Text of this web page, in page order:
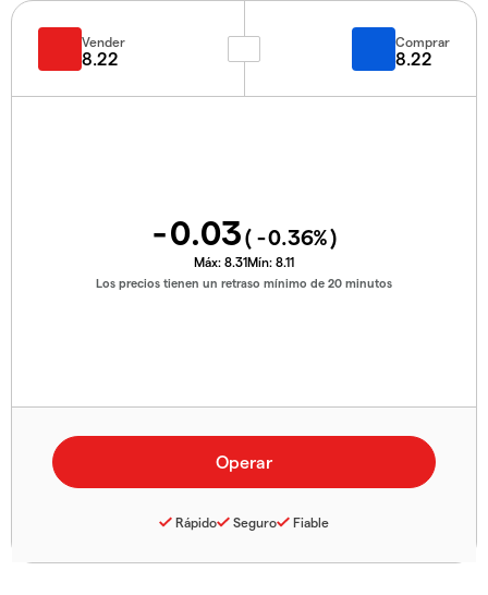
Vender
8.22
Comprar
8.22
-0.03( -0.36%)
Máx: 8.31Mín: 8.11
Los precios tienen un retraso mínimo de 20 minutos
Rápido Seguro Fiable